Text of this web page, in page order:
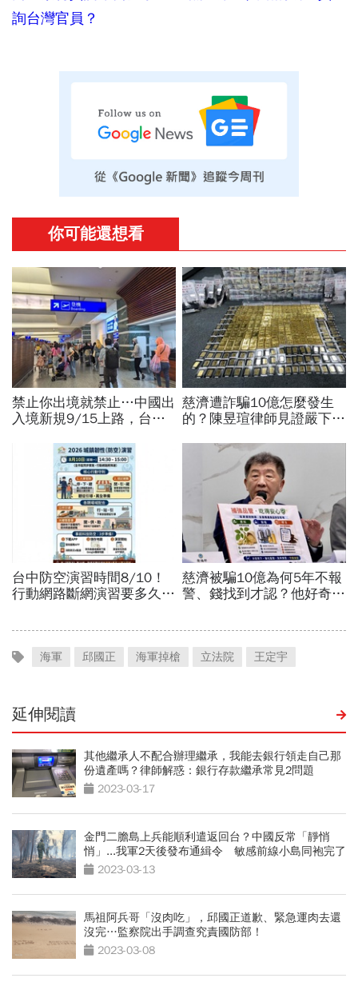
詢台灣官員？
海軍 邱國正 海軍掉槍 立法院 王定宇
延伸閱讀
其他繼承人不配合辦理繼承，我能去銀行領走自己那
份遺產嗎？律師解惑：銀行存款繼承常見2問題
2023-03-17
金門二膽島上兵能順利遣返回台？中國反常「靜悄
悄」...我軍2天後發布通緝令 敏感前線小島同袍完了
2023-03-13
馬祖阿兵哥「沒肉吃」，邱國正道歉、緊急運肉去還
沒完…監察院出手調查究責國防部！
2023-03-08